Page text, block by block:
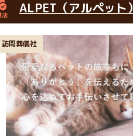
ALPET（アルペット）
訪問葬儀社